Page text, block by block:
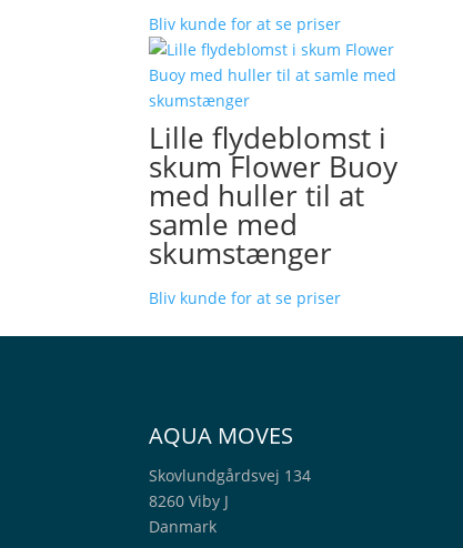
Bliv kunde for at se priser
Lille flydeblomst i
skum Flower Buoy
med huller til at
samle med
skumstænger
Bliv kunde for at se priser
AQUA MOVES
Skovlundgårdsvej 134
8260 Viby J
Danmark